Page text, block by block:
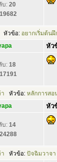
บ: 20
19682
หัวข้อ: อยากเริ่มต้น
หัว
บ: 18
17191
หัวข้อ: หลักการสอ
หัว
บ: 14
24288
หัวข้อ: ปัจฉิมวาจา